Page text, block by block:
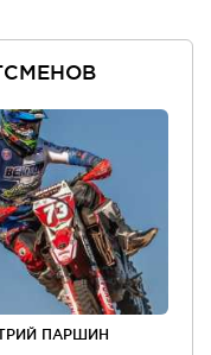
ПАРШИН